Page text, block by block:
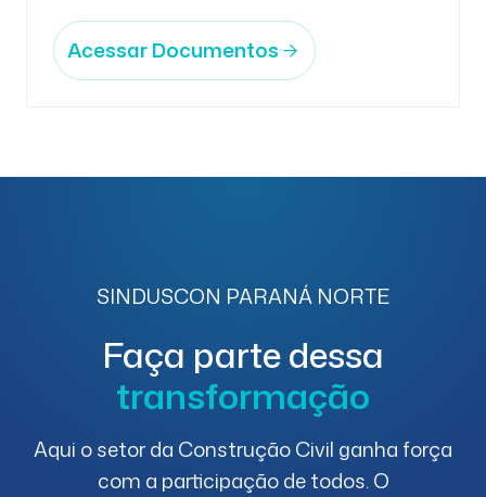
Acessar Documentos
SINDUSCON PARANÁ NORTE
Faça parte dessa
transformação
Aqui o setor da Construção Civil ganha força
com a participação de todos. O